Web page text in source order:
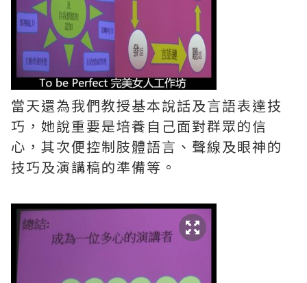
當天還為我們教授基本說話及言語表達技
巧，她說重要是培養自己面對群眾的信
心，其次便控制肢體語言、聲線及眼神的
技巧及演講稿的準備等。